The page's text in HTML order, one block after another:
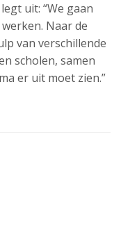
uit: “We gaan
Naar de
van verschillende
scholen, samen
er uit moet zien.”